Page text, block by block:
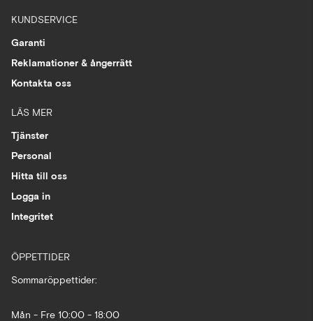
KUNDSERVICE
Garanti
Reklamationer & ångerrätt
Kontakta oss
LÄS MER
Tjänster
Personal
Hitta till oss
Logga in
Integritet
ÖPPETTIDER
Sommaröppettider:
Mån - Fre 10:00 - 18:00